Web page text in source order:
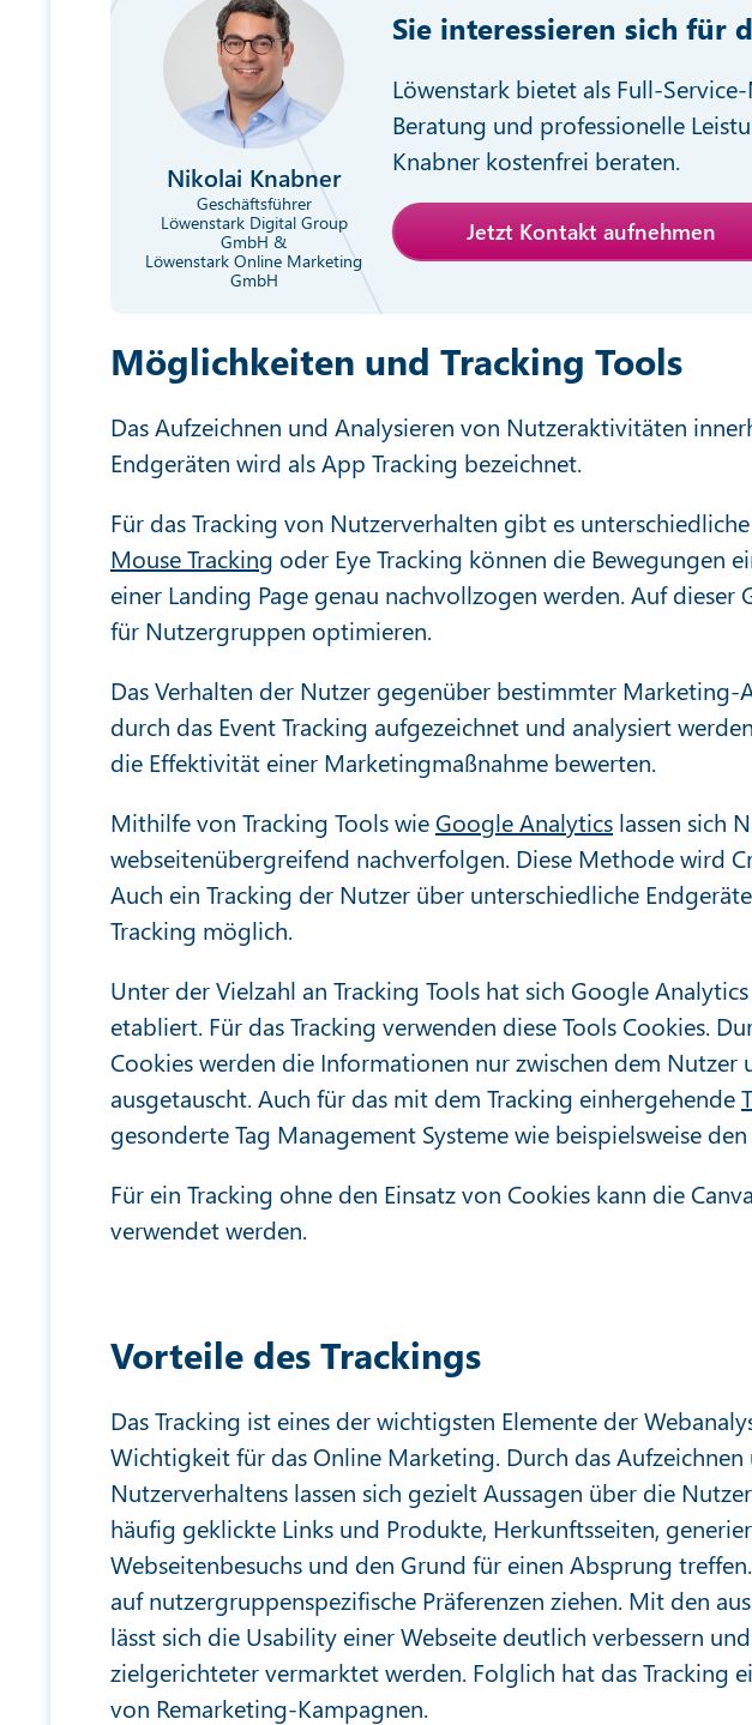
Nikolai Knabner
Geschäftsführer
Löwenstark Digital Group
GmbH &
Löwenstark Online Marketing
GmbH
Sie interessieren sich für
Löwenstark bietet als Full-
Beratung und professionelle
Knabner kostenfrei beraten.
Jetzt Kontakt aufnehmen
Möglichkeiten und Tracking Tools
Das Aufzeichnen und Analysieren von Nutzeraktivitäten
Endgeräten wird als App Tracking bezeichnet.
Für das Tracking von Nutzerverhalten gibt es
Mouse Tracking oder Eye Tracking können die Bewegungen
einer Landing Page genau nachvollzogen werden. Auf dieser
für Nutzergruppen optimieren.
Das Verhalten der Nutzer gegenüber bestimmter
durch das Event Tracking aufgezeichnet und analysiert
die Effektivität einer Marketingmaßnahme bewerten.
Mithilfe von Tracking Tools wie Google Analytics lassen sich
webseitenübergreifend nachverfolgen. Diese Methode wird
Auch ein Tracking der Nutzer über unterschiedliche
Tracking möglich.
Unter der Vielzahl an Tracking Tools hat sich Google
etabliert. Für das Tracking verwenden diese Tools Cookies.
Cookies werden die Informationen nur zwischen dem Nutzer
ausgetauscht. Auch für das mit dem Tracking einhergehende
gesonderte Tag Management Systeme wie beispielsweise
Für ein Tracking ohne den Einsatz von Cookies kann die
verwendet werden.
Vorteile des Trackings
Das Tracking ist eines der wichtigsten Elemente der
Wichtigkeit für das Online Marketing. Durch das Aufzeichnen
Nutzerverhaltens lassen sich gezielt Aussagen über die
häufig geklickte Links und Produkte, Herkunftsseiten,
Webseitenbesuchs und den Grund für einen Absprung treffen.
auf nutzergruppenspezifische Präferenzen ziehen. Mit den
lässt sich die Usability einer Webseite deutlich verbessern
zielgerichteter vermarktet werden. Folglich hat das Tracking
von Remarketing-Kampagnen.